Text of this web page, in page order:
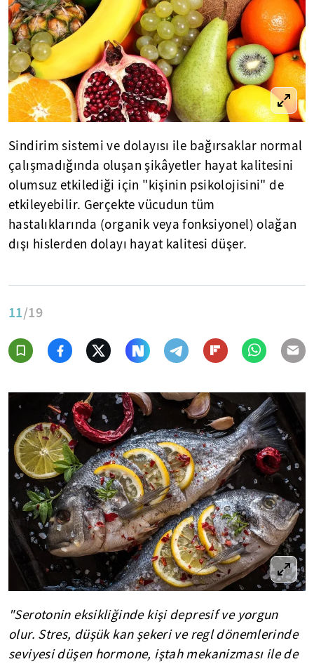
Sindirim sistemi ve dolayısı ile bağırsaklar normal
çalışmadığında oluşan şikâyetler hayat kalitesini
olumsuz etkilediği için "kişinin psikolojisini" de
etkileyebilir. Gerçekte vücudun tüm
hastalıklarında (organik veya fonksiyonel) olağan
dışı hislerden dolayı hayat kalitesi düşer.
11/19
"Serotonin eksikliğinde kişi depresif ve yorgun
olur. Stres, düşük kan şekeri ve regl dönemlerinde
seviyesi düşen hormone, iştah mekanizması ile de